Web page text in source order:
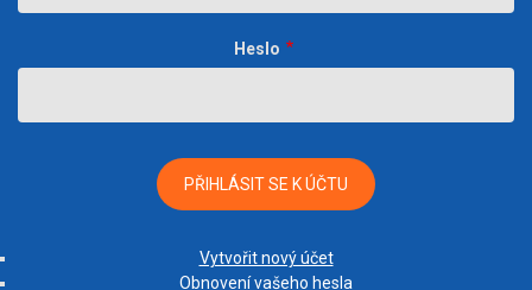
Heslo
Vytvořit nový účet
Obnovení vašeho hesla